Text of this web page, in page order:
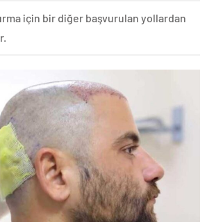
için bir diğer başvurulan yollardan